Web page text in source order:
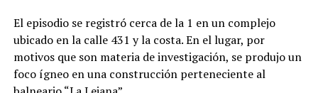
El episodio se registró cerca de la 1 en un complejo
ubicado en la calle 431 y la costa. En el lugar, por
motivos que son materia de investigación, se produjo un
foco ígneo en una construcción perteneciente al